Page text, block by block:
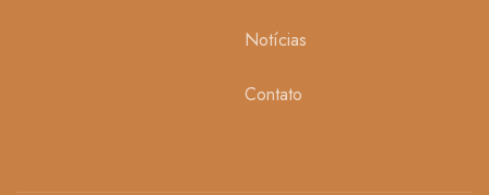
Notícias
Contato